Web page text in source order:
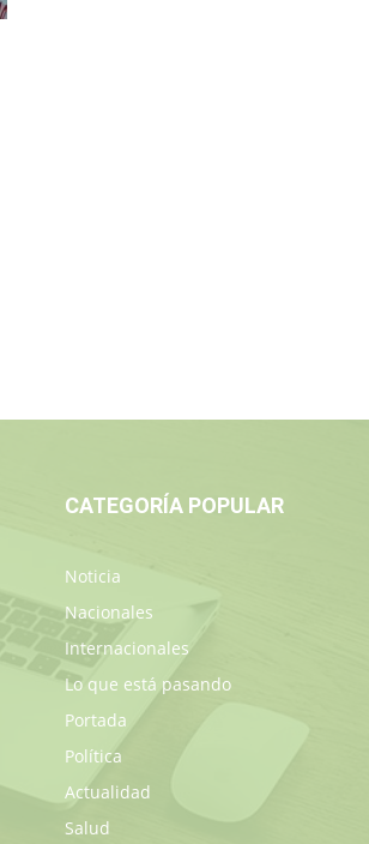
CATEGORÍA POPULAR
Noticia
Nacionales
Internacionales
Lo que está pasando
Portada
Política
Actualidad
Salud